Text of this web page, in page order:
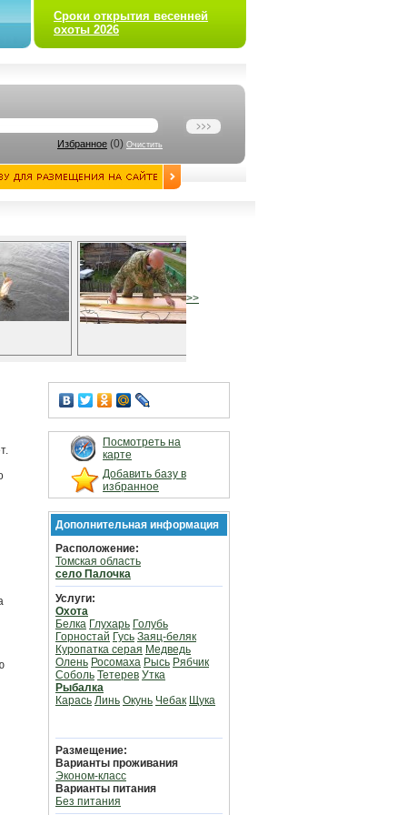
Сроки открытия весенней
охоты 2026
Избранное (0) Очистить
>>
Посмотреть на
карте
Добавить базу в
избранное
Дополнительная информация
Расположение:
Томская область
село Палочка
Услуги:
Охота
Белка Глухарь Голубь
Горностай Гусь Заяц-беляк
Куропатка серая Медведь
Олень Росомаха Рысь Рябчик
Соболь Тетерев Утка
Рыбалка
Карась Линь Окунь Чебак Щука
Размещение:
Варианты проживания
Эконом-класс
Варианты питания
Без питания